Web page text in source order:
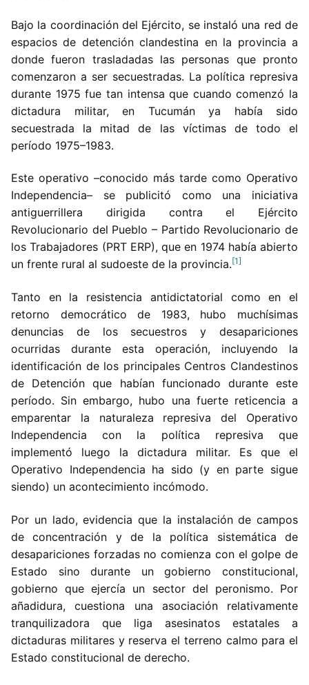
Bajo la coordinación del Ejército, se instaló una red de
espacios de detención clandestina en la provincia a
donde fueron trasladadas las personas que pronto
comenzaron a ser secuestradas. La política represiva
durante 1975 fue tan intensa que cuando comenzó la
dictadura militar, en Tucumán ya había sido
secuestrada la mitad de las víctimas de todo el
período 1975–1983.
Este operativo –conocido más tarde como Operativo
Independencia– se publicitó como una iniciativa
antiguerrillera dirigida contra el Ejército
Revolucionario del Pueblo – Partido Revolucionario de
los Trabajadores (PRT ERP), que en 1974 había abierto
un frente rural al sudoeste de la provincia.[1]
Tanto en la resistencia antidictatorial como en el
retorno democrático de 1983, hubo muchísimas
denuncias de los secuestros y desapariciones
ocurridas durante esta operación, incluyendo la
identificación de los principales Centros Clandestinos
de Detención que habían funcionado durante este
período. Sin embargo, hubo una fuerte reticencia a
emparentar la naturaleza represiva del Operativo
Independencia con la política represiva que
implementó luego la dictadura militar. Es que el
Operativo Independencia ha sido (y en parte sigue
siendo) un acontecimiento incómodo.
Por un lado, evidencia que la instalación de campos
de concentración y de la política sistemática de
desapariciones forzadas no comienza con el golpe de
Estado sino durante un gobierno constitucional,
gobierno que ejercía un sector del peronismo. Por
añadidura, cuestiona una asociación relativamente
tranquilizadora que liga asesinatos estatales a
dictaduras militares y reserva el terreno calmo para el
Estado constitucional de derecho.